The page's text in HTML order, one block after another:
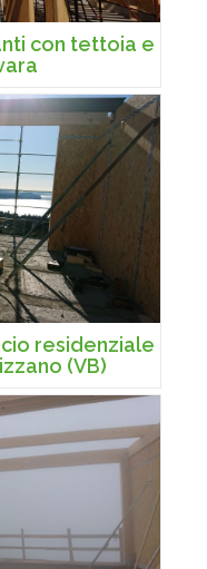
con tettoia e
residenziale
(VB)